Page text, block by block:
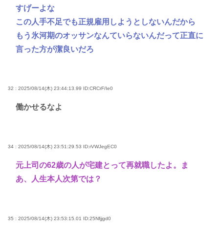
すげーよな
この人手不足でも正規雇用しようとしないんだから
もう氷河期のオッサンなんていらないんだって正直に
言った方が潔良いだろ
32 : 2025/08/14(木) 23:44:13.99 ID:CRCrF/Ie0
働かせるなよ
34 : 2025/08/14(木) 23:51:29.53 ID:rVWJegEC0
元上司の62歳の人が宅建とって再就職したよ。ま
あ、人生本人次第では？
35 : 2025/08/14(木) 23:53:15.01 ID:25Nfjjgd0